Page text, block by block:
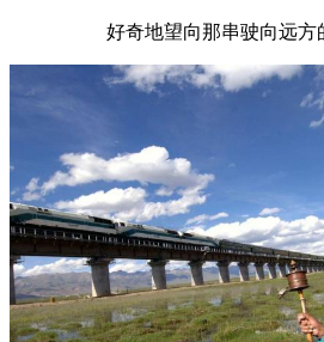
好奇地望向那串驶向远方